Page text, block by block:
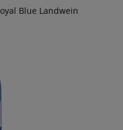
Blue Landwein